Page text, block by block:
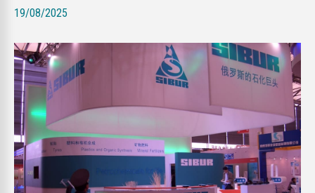
ПЕРЕЙТИ НА
19/08/2025